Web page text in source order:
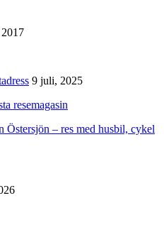
9 juli, 2025
resemagasin
Östersjön – res med husbil, cykel